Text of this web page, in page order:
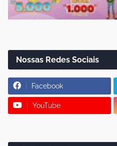
Nossas Redes Sociais
Facebook
YouTube